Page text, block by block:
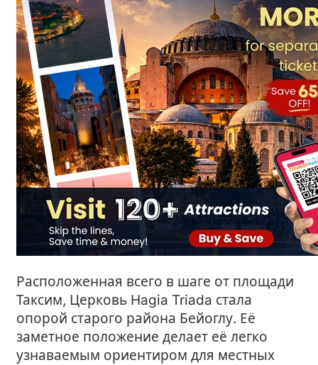
Расположенная всего в шаге от площади
Таксим, Церковь Hagia Triada стала
опорой старого района Бейоглу. Её
заметное положение делает её легко
узнаваемым ориентиром для местных